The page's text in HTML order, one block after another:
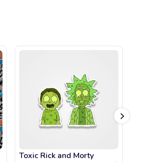
Toxic Rick and Morty